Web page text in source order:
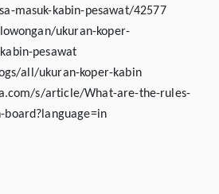
masuk-kabin-pesawat/42577
ukuran-koper-
pesawat
all/ukuran-koper-kabin
s/article/What-are-the-rules-